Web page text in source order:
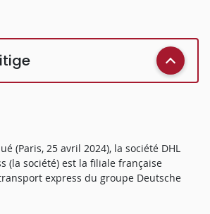
(Paris, 25 avril 2024), la société DHL
(la société) est la filiale française
express du groupe Deutsche